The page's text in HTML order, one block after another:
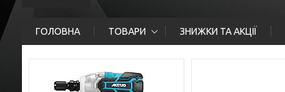
ГОЛОВНА ТОВАРИ ЗНИЖКИ ТА АКЦІЇ